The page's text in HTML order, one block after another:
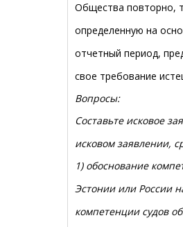
Общества повторно,
определенную на
отчетный период,
свое требование
Вопросы:
Составьте исковое
исковом заявлении,
1) обоснование
Эстонии или России
компетенции судов